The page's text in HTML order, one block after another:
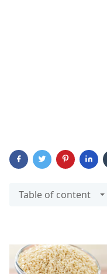
Table of content